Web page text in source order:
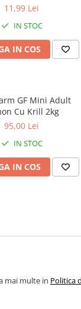
11,99 Lei
IN STOC
IN COS
GF Mini Adult
Cu Krill 2kg
95,00 Lei
IN STOC
IN COS
mai multe in Politica